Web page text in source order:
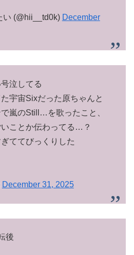
(@hii__td0k) December
泣してる
宇宙Sixだった原ちゃんと
嵐のStill…を歌ったこと、
ことか伝わってる…？
ててびっくりした
December 31, 2025
後